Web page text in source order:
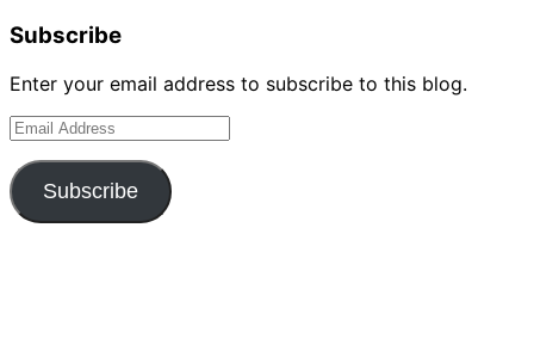
Subscribe
Enter your email address to subscribe to this blog.
Email
Address
Subscribe